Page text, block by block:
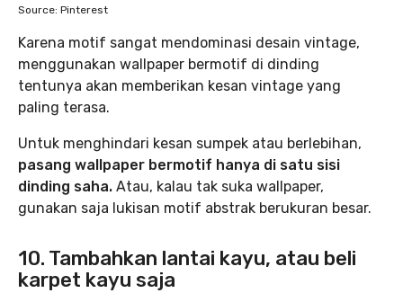
Source: Pinterest
Karena motif sangat mendominasi desain vintage,
menggunakan wallpaper bermotif di dinding
tentunya akan memberikan kesan vintage yang
paling terasa.
Untuk menghindari kesan sumpek atau berlebihan,
pasang wallpaper bermotif hanya di satu sisi
dinding saha. Atau, kalau tak suka wallpaper,
gunakan saja lukisan motif abstrak berukuran besar.
10. Tambahkan lantai kayu, atau beli
karpet kayu saja